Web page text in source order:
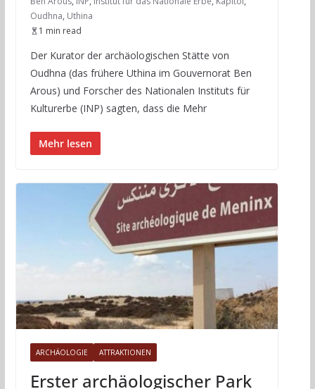
Oudhna, Uthina
1 min read
Der Kurator der archäologischen Stätte von
Oudhna (das frühere Uthina im Gouvernorat Ben
Arous) und Forscher des Nationalen Instituts für
Kulturerbe (INP) sagten, dass die Mehr
Mehr lesen
ARCHÄOLOGIE ATTRAKTIONEN
Erster archäologischer Park